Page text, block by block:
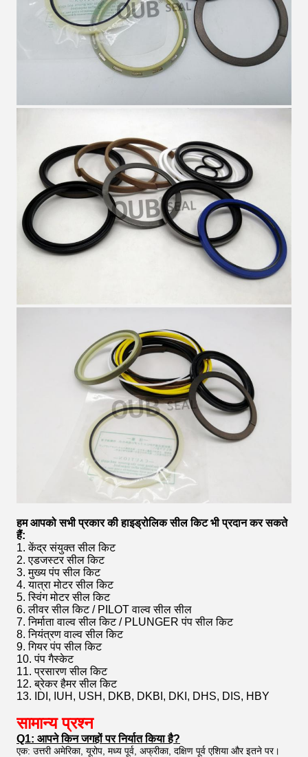
हम आपको सभी प्रकार की हाइड्रोलिक सील किट भी प्रदान कर सकते
हैं:
1. केंद्र संयुक्त सील किट
2. एडजस्टर सील किट
3. मुख्य पंप सील किट
4. यात्रा मोटर सील किट
5. स्विंग मोटर सील किट
6. लीवर सील किट / PILOT वाल्व सील सील
7. निर्माता वाल्व सील किट / PLUNGER पंप सील किट
8. नियंत्रण वाल्व सील किट
9. गियर पंप सील किट
10. पंप गैस्केट
11. प्रसारण सील किट
12. ब्रेकर हैमर सील किट
13. IDI, IUH, USH, DKB, DKBI, DKI, DHS, DIS, HBY
सामान्य प्रश्न
Q1: आपने किन जगहों पर निर्यात किया है?
एक: उत्तरी अमेरिका, यूरोप, मध्य पूर्व, अफ्रीका, दक्षिण पूर्व एशिया और इतने पर।